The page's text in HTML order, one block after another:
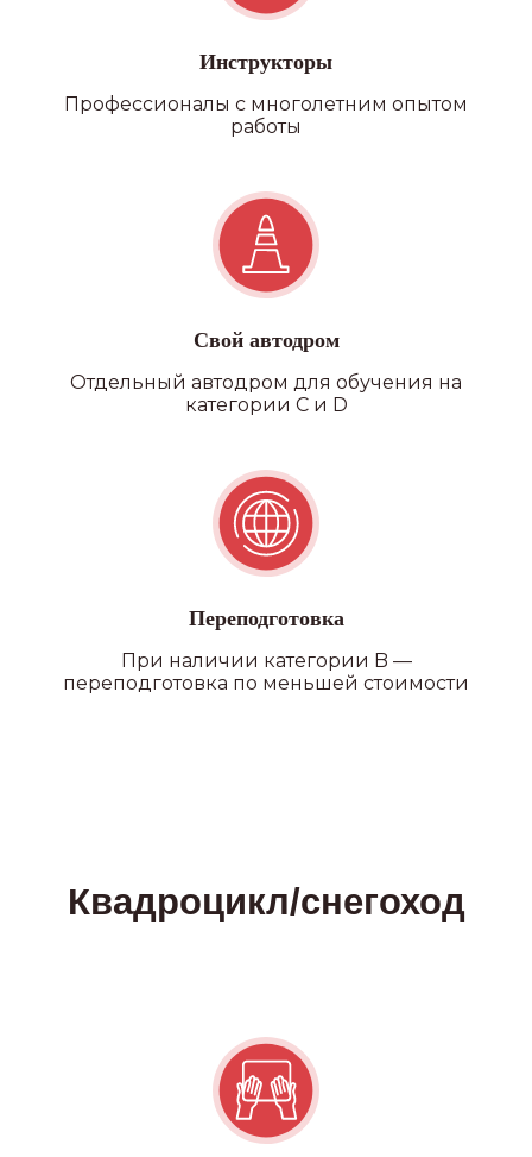
Инструкторы
Профессионалы с многолетним опытом
работы
Свой автодром
Отдельный автодром для обучения на
категории C и D
Переподготовка
При наличии категории B —
переподготовка по меньшей стоимости
ПОДРОБНЕЕ О ФИЛИАЛАХ
ближайший к себе
УДОБНОЕ РАСПОЛОЖЕНИЕ
Лицензия комитета